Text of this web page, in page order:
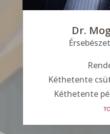
Dr.
Kéthetente
Kéthetente